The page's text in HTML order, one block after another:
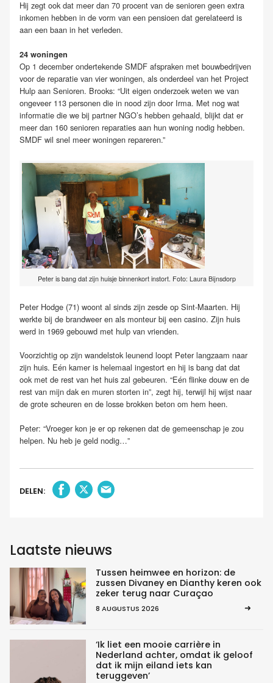
Hij zegt ook dat meer dan 70 procent van de senioren geen extra
inkomen hebben in de vorm van een pensioen dat gerelateerd is
aan een baan in het verleden.
24 woningen
Op 1 december ondertekende SMDF afspraken met bouwbedrijven
voor de reparatie van vier woningen, als onderdeel van het Project
Hulp aan Senioren. Brooks: “Uit eigen onderzoek weten we van
ongeveer 113 personen die in nood zijn door Irma. Met nog wat
informatie die we bij partner NGO’s hebben gehaald, blijkt dat er
meer dan 160 senioren reparaties aan hun woning nodig hebben.
SMDF wil snel meer woningen repareren.”
Peter is bang dat zijn huisje binnenkort instort. Foto: Laura Bijnsdorp
Peter Hodge (71) woont al sinds zijn zesde op Sint-Maarten. Hij
werkte bij de brandweer en als monteur bij een casino. Zijn huis
werd in 1969 gebouwd met hulp van vrienden.
Voorzichtig op zijn wandelstok leunend loopt Peter langzaam naar
zijn huis. Eén kamer is helemaal ingestort en hij is bang dat dat
ook met de rest van het huis zal gebeuren. “Eén flinke douw en de
rest van mijn dak en muren storten in”, zegt hij, terwijl hij wijst naar
de grote scheuren en de losse brokken beton om hem heen.
Peter: “Vroeger kon je er op rekenen dat de gemeenschap je zou
helpen. Nu heb je geld nodig…”
DELEN:
Laatste nieuws
Tussen heimwee en horizon: de
zussen Divaney en Dianthy keren ook
zeker terug naar Curaçao
8 AUGUSTUS 2026
‘Ik liet een mooie carrière in
Nederland achter, omdat ik geloof
dat ik mijn eiland iets kan
teruggeven’